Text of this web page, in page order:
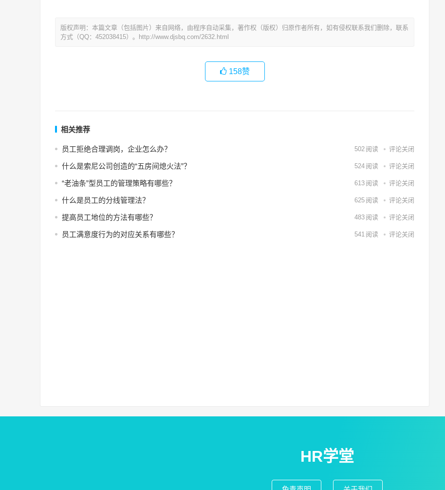
版权声明：本篇文章（包括图片）来自网络，由程序自动采集，著作权（版权）归原作者所有，如有侵权联系我们删除，联系
方式（QQ：452038415）。http://www.djsbq.com/2632.html
158赞
相关推荐
员工拒绝合理调岗，企业怎么办？ 502 阅读 评论关闭
什么是索尼公司创造的“五房间熄火法”？ 524 阅读 评论关闭
“老油条”型员工的管理策略有哪些？ 613 阅读 评论关闭
什么是员工的分线管理法？ 625 阅读 评论关闭
提高员工地位的方法有哪些？ 483 阅读 评论关闭
员工满意度行为的对应关系有哪些？ 541 阅读 评论关闭
HR学堂